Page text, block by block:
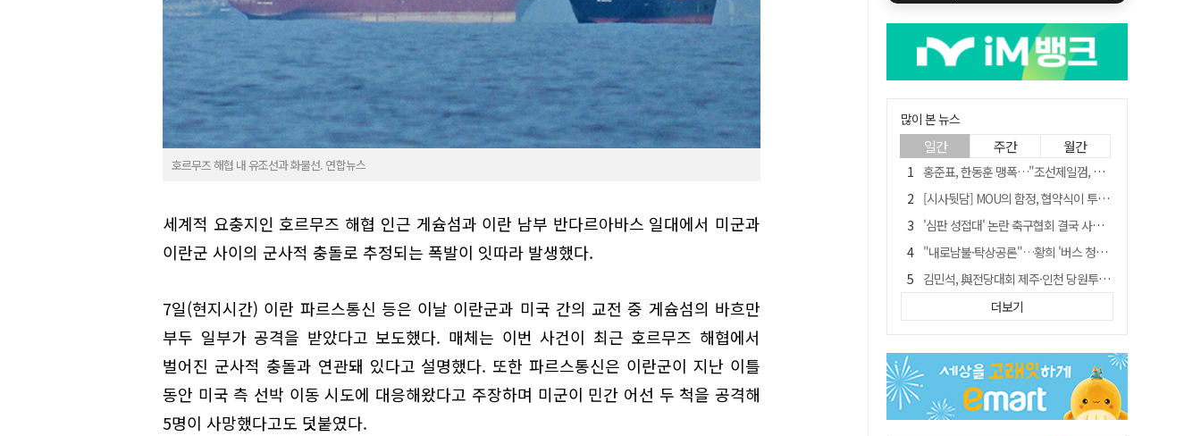
호르무즈 해협 내 유조선과 화물선. 연합뉴스
세계적 요충지인 호르무즈 해협 인근 게슘섬과 이란 남부 반다르아바스 일대에서 미군과
이란군 사이의 군사적 충돌로 추정되는 폭발이 잇따라 발생했다.
7일(현지시간) 이란 파르스통신 등은 이날 이란군과 미국 간의 교전 중 게슘섬의 바흐만
부두 일부가 공격을 받았다고 보도했다. 매체는 이번 사건이 최근 호르무즈 해협에서
벌어진 군사적 충돌과 연관돼 있다고 설명했다. 또한 파르스통신은 이란군이 지난 이틀
동안 미국 측 선박 이동 시도에 대응해왔다고 주장하며 미군이 민간 어선 두 척을 공격해
5명이 사망했다고도 덧붙였다.
많이 본 뉴스
일간 주간 월간
홍준표, 한동훈 맹폭…"조선제일껌, 권력에 살고 권력에 죽었다"
[시사뒷담] MOU의 함정, 협약식이 투자 확정은 아니긴 해
'심판 성접대' 논란 축구협회 결국 사과…"깊이 반성, 쇄신하겠다"
"내로남불·탁상공론"…황희 '버스 청년주택' 제안에 與 내부서도 쓴소리
김민석, 與전당대회 제주·인천 당원투표서 승리…누적 득표는 '초박빙'
"경로당 통장에 비밀번호가 적혀 있다"…전국 돌며 경로당 13곳 턴 30대 구속
휠체어 환자 발로 밀어 숨지게 한 70대 간병인…2심도 집행유예
"침대에 결박, 탈진"…평생 교회서 산 11세 남아, 병원 이송 끝 숨져
[금주의 이슈] 하늘의 외계인, 바다의 귀향자…영화 '호프'와 '오디세이'
더보기